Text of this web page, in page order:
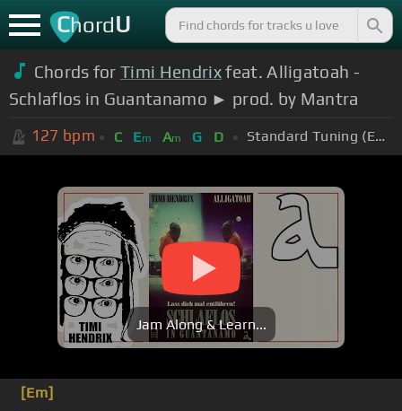
ChordU
Chords forTimi Hendrixfeat. Alligatoah -
Schlaflos in Guantanamo ► prod. by Mantra
127 bpm C Em Am G D Standard Tuning (EADGBE)
Jam Along & Learn...
[Em]